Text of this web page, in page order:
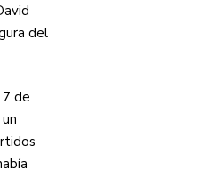
del
de